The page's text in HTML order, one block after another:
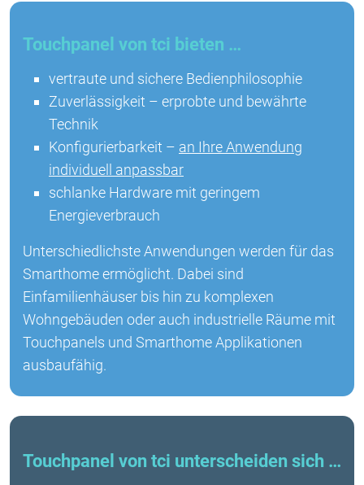
Touchpanel von tci bieten …
vertraute und sichere Bedienphilosophie
Zuverlässigkeit – erprobte und bewährte
Technik
Konfigurierbarkeit – an Ihre Anwendung
individuell anpassbar
schlanke Hardware mit geringem
Energieverbrauch
Unterschiedlichste Anwendungen werden für das
Smarthome ermöglicht. Dabei sind
Einfamilienhäuser bis hin zu komplexen
Wohngebäuden oder auch industrielle Räume mit
Touchpanels und Smarthome Applikationen
ausbaufähig.
Touchpanel von tci unterscheiden sich …